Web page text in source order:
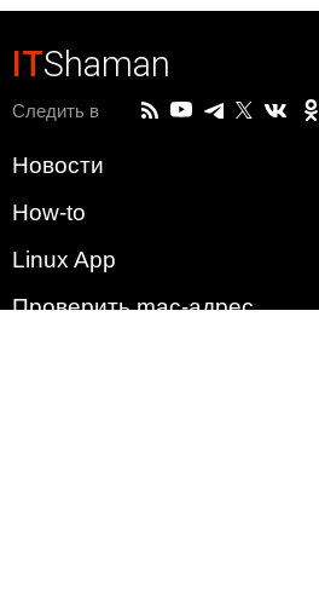
ITShaman
Следить в
Новости
How-to
Linux App
Проверить mac-адрес